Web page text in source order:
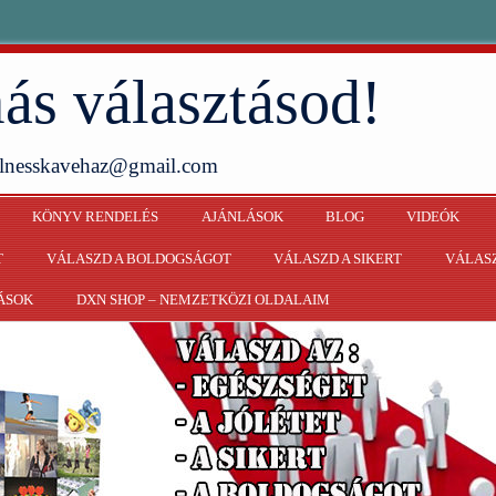
választásod!
KÖNYV RENDELÉS AJÁNLÁSOK BLOG VIDEÓK
VÁLASZD A BOLDOGSÁGOT VÁLASZD A SIKERT
DXN SHOP – NEMZETKÖZI OLDALAIM